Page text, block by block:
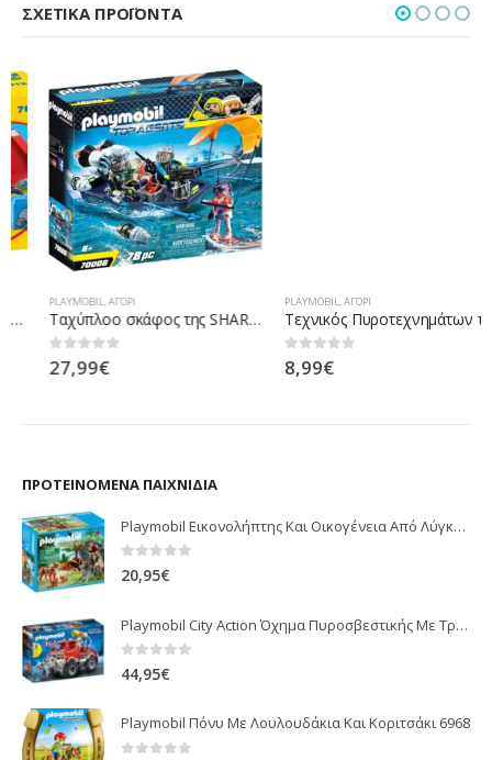
ΣΧΕΤΙΚΆ ΠΡΟΪΌΝΤΑ
PLAYMOBIL,ΑΓΌΡΙ
Ταχύπλοο σκάφος της SHARK Team
out of 5
27,99€
PLAYMOBIL,ΑΓΌΡΙ
Τεχνικός Πυροτεχνημάτων του Μπέρναμ
out of 5
8,99€
ΠΡΟΤΕΙΝΌΜΕΝΑ ΠΑΙΧΝΊΔΙΑ
Playmobil Εικονολήπτης Και Οικογένεια Από Λύγκες 5561
0 out of 5
20,95€
Playmobil City Action Όχημα Πυροσβεστικής Με Τροχαλία Ρυμούλκησης 9466
0 out of 5
44,95€
Playmobil Πόνυ Με Λουλουδάκια Και Κοριτσάκι 6968